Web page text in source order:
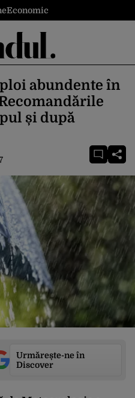
Economic
abundente în
și după
Urmărește-ne în
Discover